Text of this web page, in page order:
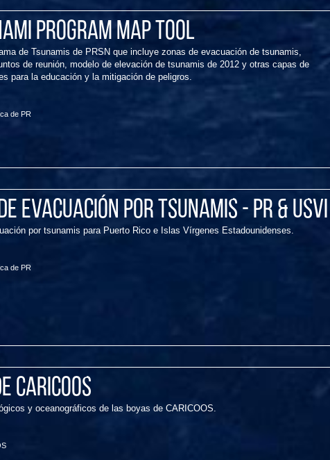
Program Map Tool
de Tsunamis de PRSN que incluye zonas de evacuación de tsunamis,
de reunión, modelo de elevación de tsunamis de 2012 y otras capas de
para la educación y la mitigación de peligros.
de PR
evacuación por tsunamis - PR & USVI
por tsunamis para Puerto Rico e Islas Vírgenes Estadounidenses.
de PR
CARICOOS
y oceanográficos de las boyas de CARICOOS.